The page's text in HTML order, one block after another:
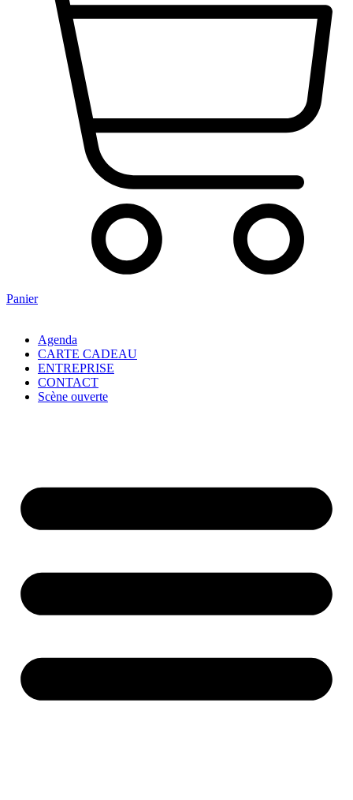
Panier
Agenda
CARTE CADEAU
ENTREPRISE
CONTACT
Scène ouverte